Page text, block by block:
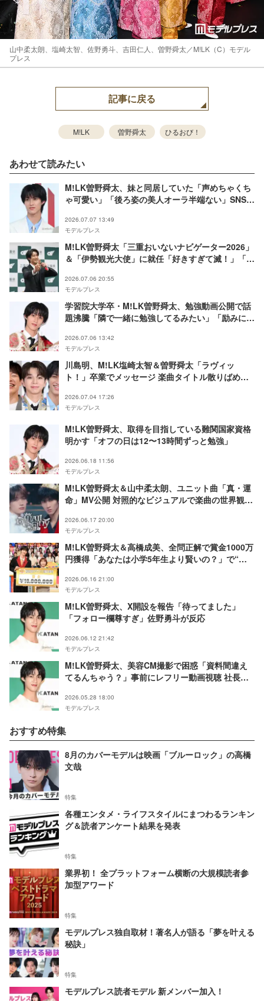
山中柔太朗、塩崎太智、佐野勇斗、吉田仁人、曽野舜太／M!LK（C）モデル
プレス
記事に戻る
M!LK 曽野舜太 ひるおび！
あわせて読みたい
M!LK曽野舜太、妹と同居していた「声めちゃくち
ゃ可愛い」「後ろ姿の美人オーラ半端ない」SNSで
2026.07.07 13:49
モデルプレス
M!LK曽野舜太「三重おいないナビゲーター2026」
＆「伊勢観光大使」に就任「好きすぎて滅！」「爆
2026.07.06 20:55
モデルプレス
学習院大学卒・M!LK曽野舜太、勉強動画公開で話
題沸騰「隣で一緒に勉強してるみたい」「励みにな
2026.07.06 13:42
モデルプレス
川島明、M!LK塩崎太智＆曽野舜太「ラヴィッ
ト！」卒業でメッセージ 楽曲タイトル散りばめた
2026.07.04 17:26
モデルプレス
M!LK曽野舜太、取得を目指している難関国家資格
明かす「オフの日は12〜13時間ずっと勉強」
2026.06.18 11:56
モデルプレス
M!LK曽野舜太＆山中柔太朗、ユニット曲「真・運
命」MV公開 対照的なビジュアルで楽曲の世界観表
2026.06.17 20:00
モデルプレス
M!LK曽野舜太＆高橋成美、全問正解で賞金1000万
円獲得「あなたは小学5年生より賢いの？」で“次
2026.06.16 21:00
モデルプレス
M!LK曽野舜太、X開設を報告「待ってました」
「フォロー欄尊すぎ」佐野勇斗が反応
2026.06.12 21:42
モデルプレス
M!LK曽野舜太、美容CM撮影で困惑「資料間違え
てるんちゃう？」事前にレフリー動画視聴 社長は
2026.05.28 18:00
モデルプレス
おすすめ特集
8月のカバーモデルは映画「ブルーロック」の高橋
文哉
特集
各種エンタメ・ライフスタイルにまつわるランキン
グ＆読者アンケート結果を発表
特集
業界初！ 全プラットフォーム横断の大規模読者参
加型アワード
特集
モデルプレス独自取材！著名人が語る「夢を叶える
秘訣」
特集
モデルプレス読者モデル 新メンバー加入！